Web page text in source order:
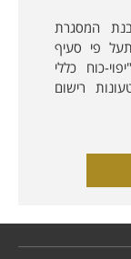
המסגרת
פי סעיף
לחוק הנוטריונים, תשל"ו-1976:"יפוי-כוח כללי
רישום